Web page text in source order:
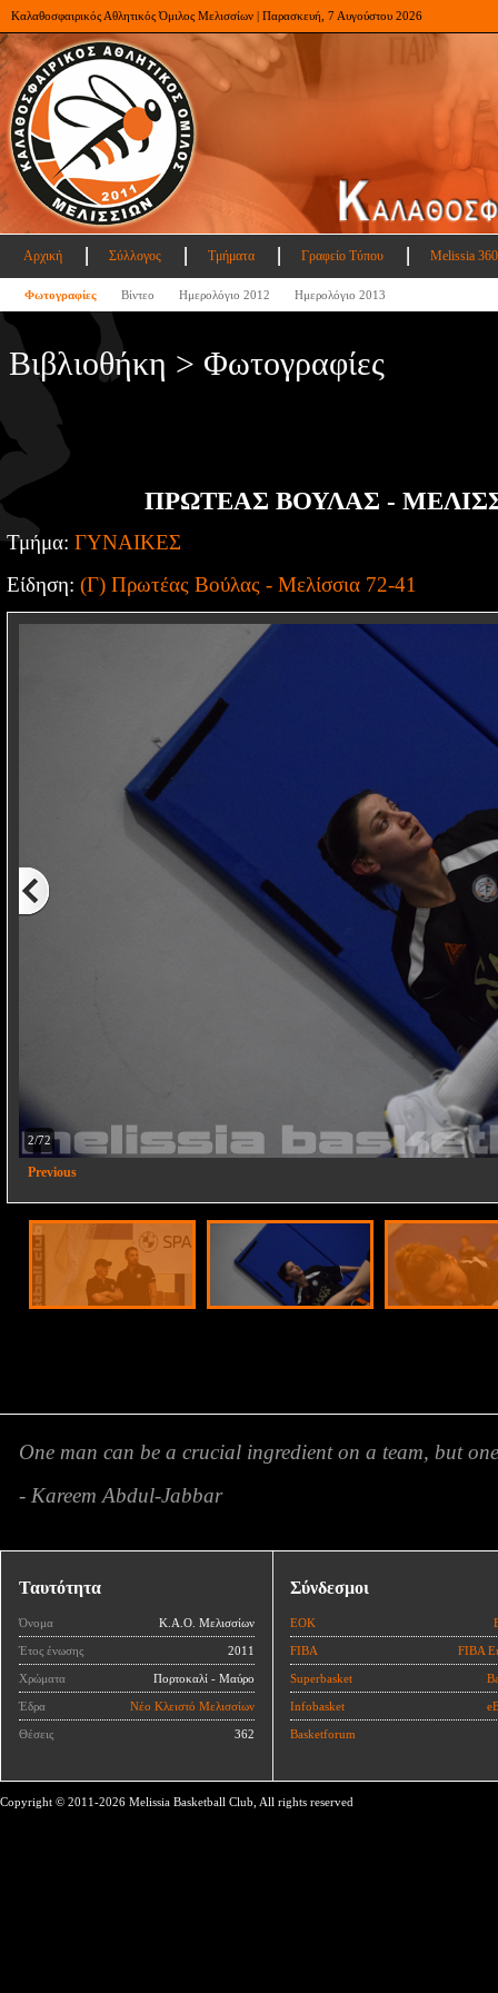
Καλαθοσφαιρικός Αθλητικός Όμιλος Μελισσίων | Παρασκευή, 7 Αυγούστου 2026
Αρχική Σύλλογος Τμήματα Γραφείο Τύπου Melissia
Φωτογραφίες Βίντεο Ημερολόγιο 2012 Ημερολόγιο 2013
Βιβλιοθήκη > Φωτογραφίες
ΠΡΩΤΕΑΣ ΒΟΥΛΑΣ -
Τμήμα: ΓΥΝΑΙΚΕΣ
Είδηση: (Γ) Πρωτέας Βούλας - Μελίσσια 72-41
2/72
Previous
One man can be a crucial ingredient on a team, but
- Kareem Abdul-Jabbar
Ταυτότητα
Όνομα Κ.Α.Ο. Μελισσίων
Έτος ένωσης 2011
Χρώματα Πορτοκαλί - Μαύρο
Έδρα Νέο Κλειστό Μελισσίων
Θέσεις 362
Σύνδεσμοι
ΕΟΚ
FIBA FIBA
Superbasket
Infobasket
Basketforum
Copyright © 2011-2026 Melissia Basketball Club, All rights reserved